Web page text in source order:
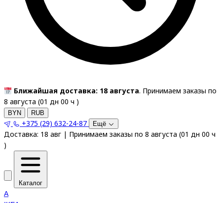
Ближайшая доставка: 18 августа. Принимаем заказы по
8 августа (01 дн 00 ч )
BYN RUB
+375 (29) 632-24-87 Ещё
Доставка: 18 авг | Принимаем заказы по 8 августа (01 дн 00 ч
)
Каталог
A